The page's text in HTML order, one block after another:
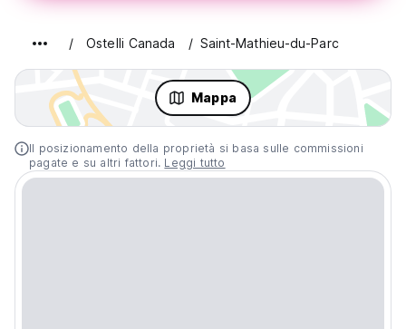
Ostelli Canada Saint-Mathieu-du-Parc
Mappa
Il posizionamento della proprietà si basa sulle commissioni
pagate e su altri fattori. Leggi tutto